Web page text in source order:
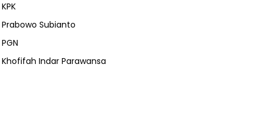
KPK
Prabowo Subianto
PGN
Khofifah Indar Parawansa